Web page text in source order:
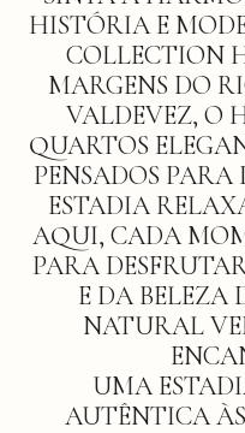
HISTÓRIA E
COLLECTION
MARGENS DO
VALDEVEZ, O
QUARTOS
PENSADOS
ESTADIA
AQUI, CADA
PARA
E DA BELEZA
NATURAL
UMA
AUTÊNTICA ÀS